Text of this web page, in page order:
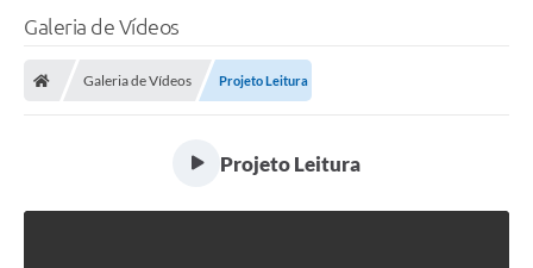
Galeria de Vídeos
Galeria de Vídeos Projeto Leitura
Projeto Leitura